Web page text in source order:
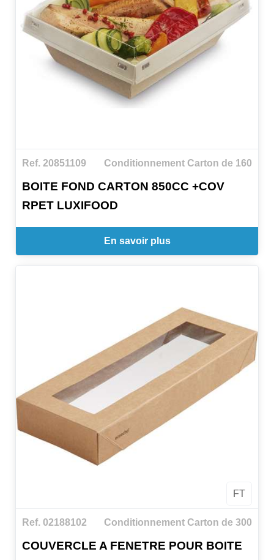
Ref. 20851109 Conditionnement Carton de 160
BOITE FOND CARTON 850CC +COV
RPET LUXIFOOD
En savoir plus
FT
Ref. 02188102 Conditionnement Carton de 300
COUVERCLE A FENETRE POUR BOITE